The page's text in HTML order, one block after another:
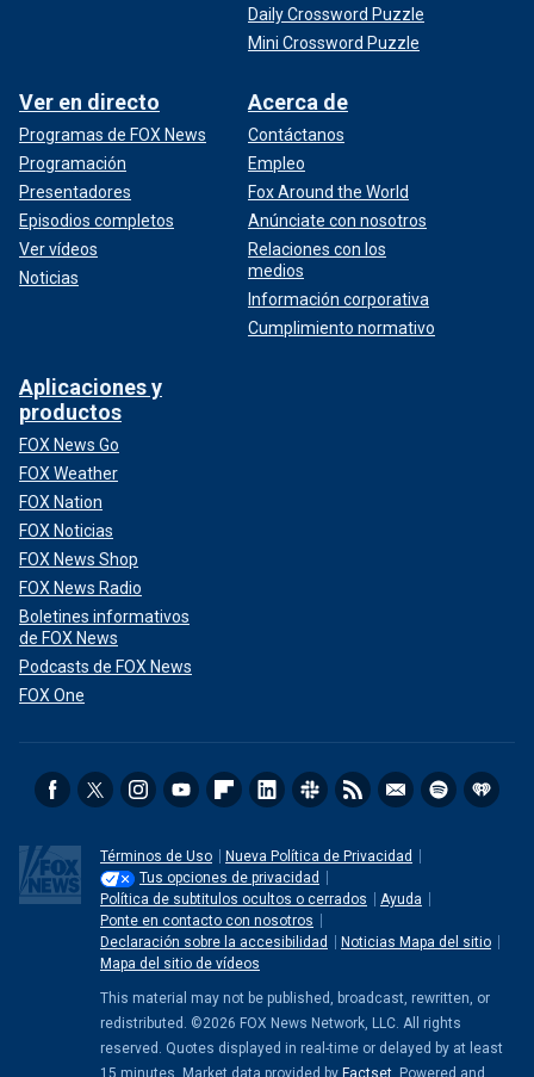
Daily Crossword Puzzle
Mini Crossword Puzzle
Ver en directo
Programas de FOX News
Programación
Presentadores
Episodios completos
Ver vídeos
Noticias
Acerca de
Contáctanos
Empleo
Fox Around the World
Anúnciate con nosotros
Relaciones con los
medios
Información corporativa
Cumplimiento normativo
Aplicaciones y
productos
FOX News Go
FOX Weather
FOX Nation
FOX Noticias
FOX News Shop
FOX News Radio
Boletines informativos
de FOX News
Podcasts de FOX News
FOX One
Términos de Uso
Nueva Política de Privacidad
Tus opciones de privacidad
Política de subtitulos ocultos o cerrados
Ayuda
Ponte en contacto con nosotros
Declaración sobre la accesibilidad
Noticias Mapa del sitio
Mapa del sitio de vídeos
This material may not be published, broadcast, rewritten, or
redistributed. ©2026 FOX News Network, LLC. All rights
reserved. Quotes displayed in real-time or delayed by at least
15 minutes. Market data provided by Factset . Powered and